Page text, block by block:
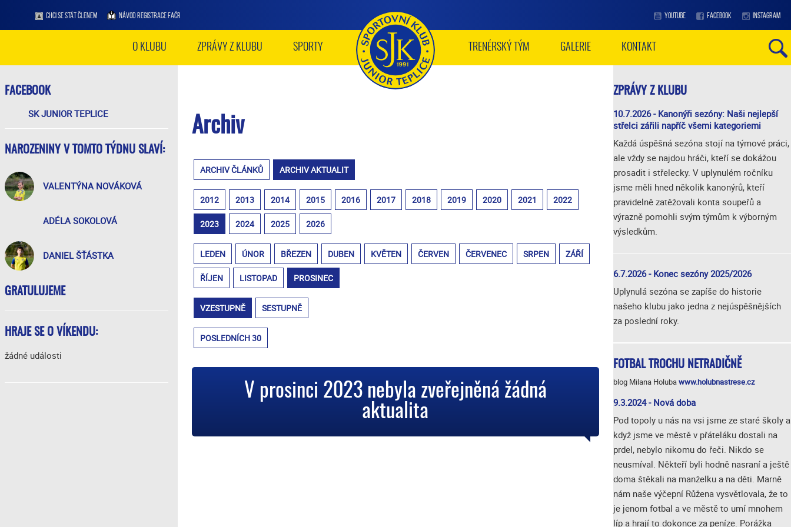
CHCI SE STÁT ČLENEM NÁVOD REGISTRACE FAČR YOUTUBE FACEBOOK INSTAGRAM
O KLUBU ZPRÁVY Z KLUBU SPORTY TRENÉRSKÝ TÝM GALERIE KONTAKT
FACEBOOK
SK JUNIOR TEPLICE
NAROZENINY V TOMTO TÝDNU SLAVÍ:
VALENTÝNA NOVÁKOVÁ
ADÉLA SOKOLOVÁ
DANIEL ŠŤÁSTKA
GRATULUJEME
HRAJE SE O VÍKENDU:
žádné události
Archiv
ARCHIV ČLÁNKŮ ARCHIV AKTUALIT
2012 2013 2014 2015 2016 2017 2018 2019 2020 2021 2022
2023 2024 2025 2026
LEDEN ÚNOR BŘEZEN DUBEN KVĚTEN ČERVEN ČERVENEC SRPEN ZÁŘÍ
ŘÍJEN LISTOPAD PROSINEC
VZESTUPNĚ SESTUPNĚ
POSLEDNÍCH 30
V prosinci 2023 nebyla zveřejněná žádná
aktualita
ZPRÁVY Z KLUBU
10.7.2026 - Kanonýři sezóny: Naši nejlepší
střelci zářili napříč všemi kategoriemi
Každá úspěšná sezóna stojí na týmové práci,
ale vždy se najdou hráči, kteří se dokážou
prosadit i střelecky. V uplynulém ročníku
jsme měli hned několik kanonýrů, kteří
pravidelně zatěžovali konta soupeřů a
výrazně pomohli svým týmům k výborným
výsledkům.
6.7.2026 - Konec sezóny 2025/2026
Uplynulá sezóna se zapíše do historie
našeho klubu jako jedna z nejúspěšnějších
za poslední roky.
FOTBAL TROCHU NETRADIČNĚ
blog Milana Holubawww.holubnastrese.cz
9.3.2024 - Nová doba
Pod topoly u nás na vsi jsme ze staré školy a
když jsme ve městě v přáteláku dostali na
prdel, nebylo nikomu do řeči. Nikdo se
neusmíval. Někteří byli hodně nasraní a ještě
doma štěkali na manželku a na děti. Marně
nám naše výčepní Růžena vysvětlovala, že to
je jenom fotbal a ve městě to umí mnohem
líp a hrají to dokonce za peníze. Porážka